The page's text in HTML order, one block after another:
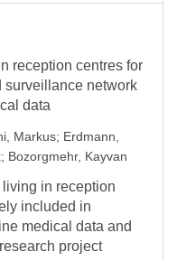
reception centres for
surveillance network
data
Markus; Erdmann,
; Bozorgmehr, Kayvan
in reception
included in
medical data and
project